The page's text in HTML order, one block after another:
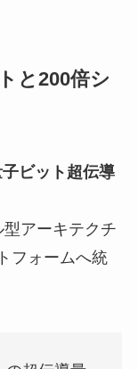
と200倍シ
ビット超伝導
アーキテクチ
フォームへ統